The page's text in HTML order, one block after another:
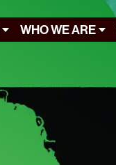
WHO WE ARE